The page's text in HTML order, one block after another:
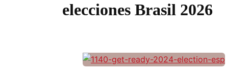
elecciones Brasil 2026